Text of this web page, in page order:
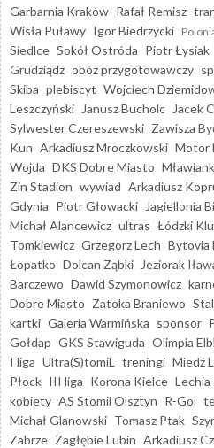
Garbarnia Kraków Rafał Remisz
Wisła Puławy Igor Biedrzycki
Siedlce Sokół Ostróda Piotr Łysiak
Grudziądz obóz przygotowawczy
Skiba plebiscyt Wojciech
Leszczyński
Janusz Bucholc Jacek
Sylwester Czereszewski Zawisza
Kun Arkadiusz Mroczkowski Motor
Wojda DKS Dobre Miasto
Zin Stadion wywiad Arkadiusz
Gdynia Piotr Głowacki Jagiellonia
Michał Alancewicz ultras Łódzki
Tomkiewicz Grzegorz Lech Bytovia
Łopatko Dolcan Ząbki Jeziorak
Barczewo Dawid Szymonowicz
Dobre Miasto Zatoka Braniewo
kartki Galeria Warmińska sponsor
Gołdap GKS Stawiguda Olimpia
I liga Ultra(S)tomiL treningi Miedź
Płock III liga Korona Kielce Lechia
kobiety AS Stomil Olsztyn R-Gol
Michał Glanowski Tomasz Ptak
Zabrze Zagłębie Lubin Arkadiusz